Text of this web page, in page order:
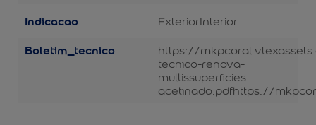
Indicacao ExteriorInterior
Boletim_tecnico
https://
tecnico-renova-
multissuperficies-
acetinado.pdfhttps://